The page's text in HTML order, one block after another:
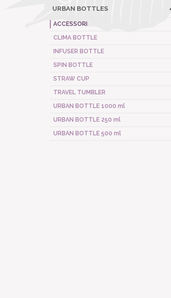
URBAN BOTTLES
ACCESSORI
CLIMA BOTTLE
INFUSER BOTTLE
SPIN BOTTLE
STRAW CUP
TRAVEL TUMBLER
URBAN BOTTLE 1000 ml
URBAN BOTTLE 250 ml
URBAN BOTTLE 500 ml